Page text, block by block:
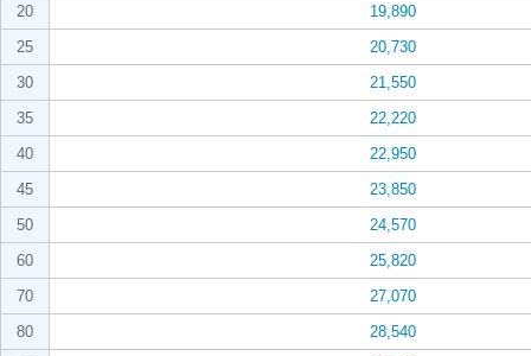
20
19,890
25
20,730
30
21,550
35
22,220
40
22,950
45
23,850
50
24,570
60
25,820
70
27,070
80
28,540